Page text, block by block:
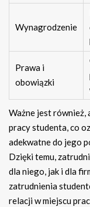
Wynagrodzenie
Prawa i
obowiązki
Ważne jest również,
pracy studenta, co
adekwatne do jego
Dzięki temu,
dla niego, jak i dla
zatrudnienia
relacji w miejscu